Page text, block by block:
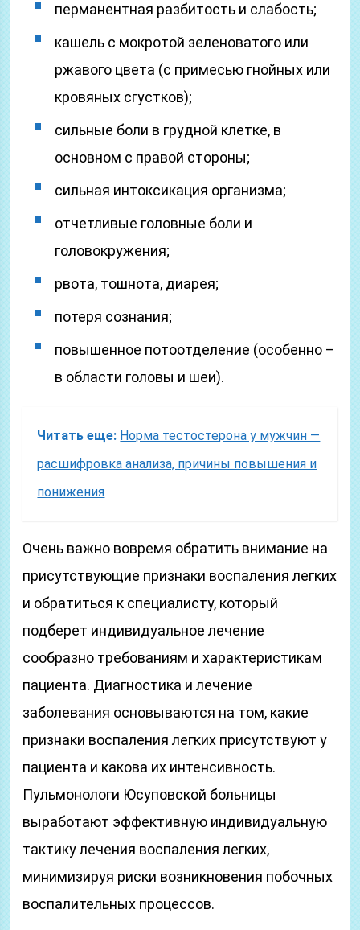
перманентная разбитость и слабость;
кашель с мокротой зеленоватого или
ржавого цвета (с примесью гнойных или
кровяных сгустков);
сильные боли в грудной клетке, в
основном с правой стороны;
сильная интоксикация организма;
отчетливые головные боли и
головокружения;
рвота, тошнота, диарея;
потеря сознания;
повышенное потоотделение (особенно –
в области головы и шеи).
Читать еще: Норма тестостерона у мужчин —
расшифровка анализа, причины повышения и
понижения
Очень важно вовремя обратить внимание на
присутствующие признаки воспаления легких
и обратиться к специалисту, который
подберет индивидуальное лечение
сообразно требованиям и характеристикам
пациента. Диагностика и лечение
заболевания основываются на том, какие
признаки воспаления легких присутствуют у
пациента и какова их интенсивность.
Пульмонологи Юсуповской больницы
выработают эффективную индивидуальную
тактику лечения воспаления легких,
минимизируя риски возникновения побочных
воспалительных процессов.